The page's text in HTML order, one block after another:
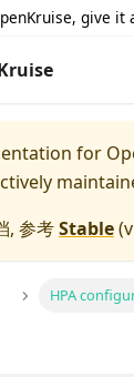
give it
for
, 参考Stable(
HPA